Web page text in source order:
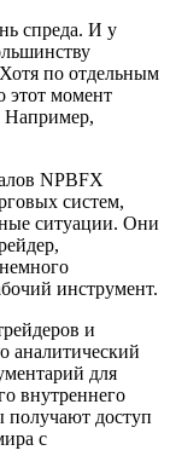
спреда. И у
по отдельным
этот момент
Например,
NPBFX
систем,
ситуации. Они
инструмент.
и
аналитический
для
внутреннего
получают доступ
с